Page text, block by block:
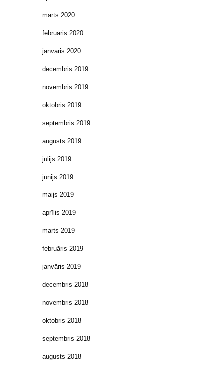
marts 2020
februāris 2020
janvāris 2020
decembris 2019
novembris 2019
oktobris 2019
septembris 2019
augusts 2019
jūlijs 2019
jūnijs 2019
maijs 2019
aprīlis 2019
marts 2019
februāris 2019
janvāris 2019
decembris 2018
novembris 2018
oktobris 2018
septembris 2018
augusts 2018